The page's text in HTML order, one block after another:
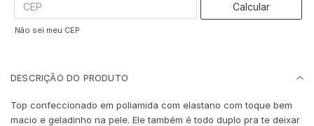
Calcular
Não sei meu CEP
DESCRIÇÃO DO PRODUTO
Top confeccionado em poliamida com elastano com toque bem
macio e geladinho na pele. Ele também é todo duplo pra te deixar